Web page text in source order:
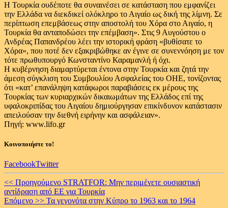
Η Τουρκία ουδέποτε θα συναινέσει σε κατάσταση που εμφανίζει
την Ελλάδα να διεκδικεί ολόκληρο το Αιγαίο ως δική της λίμνη. Σε
περίπτωση επεμβάσεως στην αποστολή του Χόρα στο Αιγαίο, η
Τουρκία θα ανταποδώσει την επέμβαση». Στις 9 Αυγούστου ο
Ανδρέας Παπανδρέου λέει την ιστορική φράση «βυθίσατε το
Χόρα», που ποτέ δεν εξακριβώθηκε αν έγινε σε συνεννόηση με τον
τότε πρωθυπουργό Κωνσταντίνο Καραμανλή ή όχι.
Η κυβέρνηση διαμαρτύρεται έντονα στην Τουρκία και ζητά την
άμεση σύγκλιση του Συμβουλίου Ασφαλείας του ΟΗΕ, τονίζοντας
ότι «κατ’ επανάληψη κατάφωροι παραβιάσεις εκ μέρους της
Τουρκίας των κυριαρχικών δικαιωμάτων της Ελλάδος επί της
υφαλοκριπίδας του Αιγαίου δημιούργησαν επικίνδυνον κατάστασιν
απειλούσαν την διεθνή ειρήνην και ασφάλειαν».
Πηγή: www.lifo.gr
Κοινοποιήστε το!
FacebookTwitter
Continue
Reading
<< Προηγούμενο STRATFOR: Μην περιμένετε ουσιαστική
αντίδραση από ΕΕ για Τουρκία
Επόμενο >> Τα γεγονότα στην Κύπρο το 1963 και το 1964